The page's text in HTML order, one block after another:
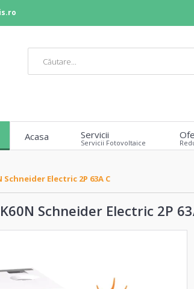
Acasa Servicii
Servicii Fotovoltaice
Electric 2P 63A C
Schneider Electric 2P